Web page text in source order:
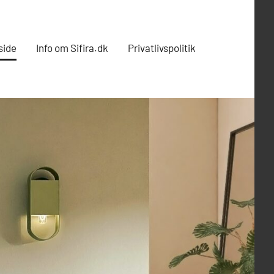
Info om Sifira.dk Privatlivspolitik